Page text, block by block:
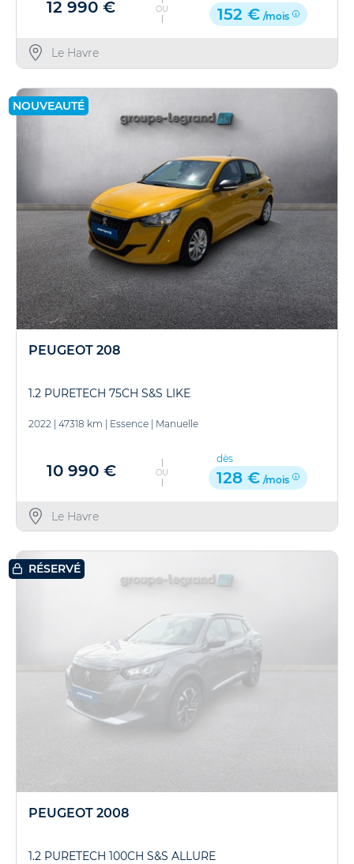
12 990 € OU 152 € /mois
Le Havre
NOUVEAUTÉ
PEUGEOT 208
1.2 PURETECH 75CH S&S LIKE
2022 | 47318 km | Essence | Manuelle
10 990 € OU
dès
128 € /mois
Le Havre
RÉSERVÉ
PEUGEOT 2008
1.2 PURETECH 100CH S&S ALLURE